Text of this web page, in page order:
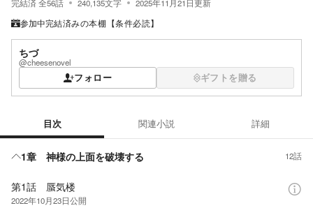
完結済全56話 240,135文字 2025年11月21日更新
参加中完結済みの本棚【条件必読】
ちづ
@cheesenovel
フォロー ギフトを贈る
目次 関連小説 詳細
1章 神様の上面を破壊する 12話
第1話 蜃気楼
2022年10月23日公開